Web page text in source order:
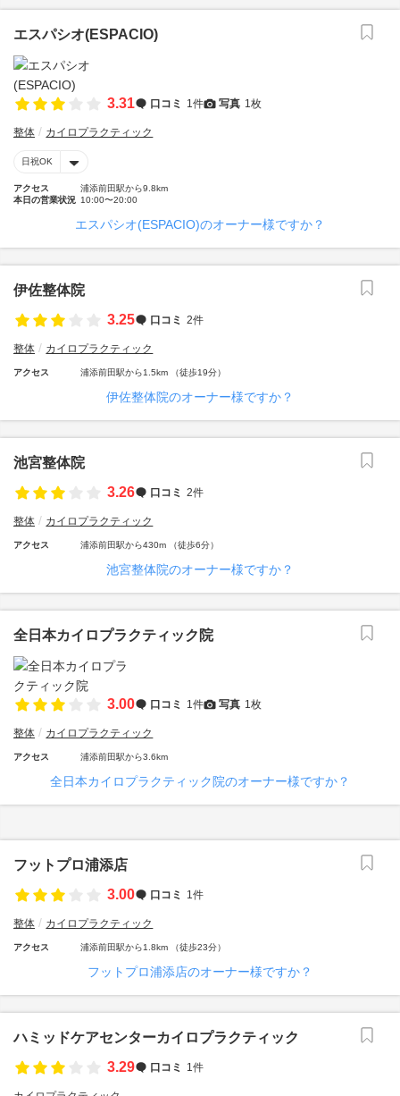
エスパシオ(ESPACIO)
3.31 口コミ 1件 写真 1枚
整体 カイロプラクティック
日祝OK
アクセス
浦添前田駅から9.8km
本日の営業状況 10:00〜20:00
エスパシオ(ESPACIO)のオーナー様ですか？
伊佐整体院
3.25
口コミ 2件
整体 カイロプラクティック
アクセス 浦添前田駅から1.5km （徒歩19分）
伊佐整体院のオーナー様ですか？
池宮整体院
3.26
口コミ 2件
整体 カイロプラクティック
アクセス 浦添前田駅から430m （徒歩6分）
池宮整体院のオーナー様ですか？
全日本カイロプラクティック院
3.00 口コミ 1件 写真 1枚
整体 カイロプラクティック
アクセス 浦添前田駅から3.6km
全日本カイロプラクティック院のオーナー様ですか？
フットプロ浦添店
3.00
口コミ 1件
整体 カイロプラクティック
アクセス 浦添前田駅から1.8km （徒歩23分）
フットプロ浦添店のオーナー様ですか？
ハミッドケアセンターカイロプラクティック
3.29
口コミ 1件